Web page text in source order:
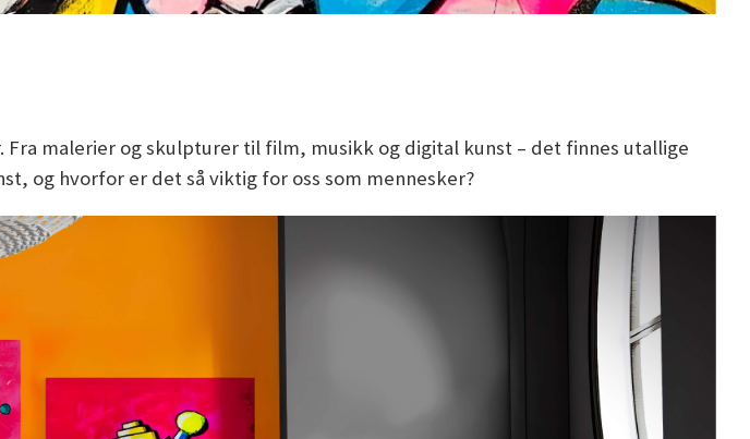
malerier og skulpturer til film, musikk og digital kunst – det finnes utallige
og hvorfor er det så viktig for oss som mennesker?